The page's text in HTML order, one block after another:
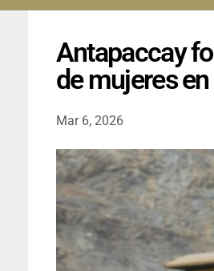
Antapaccay
de mujeres
Mar 6, 2026